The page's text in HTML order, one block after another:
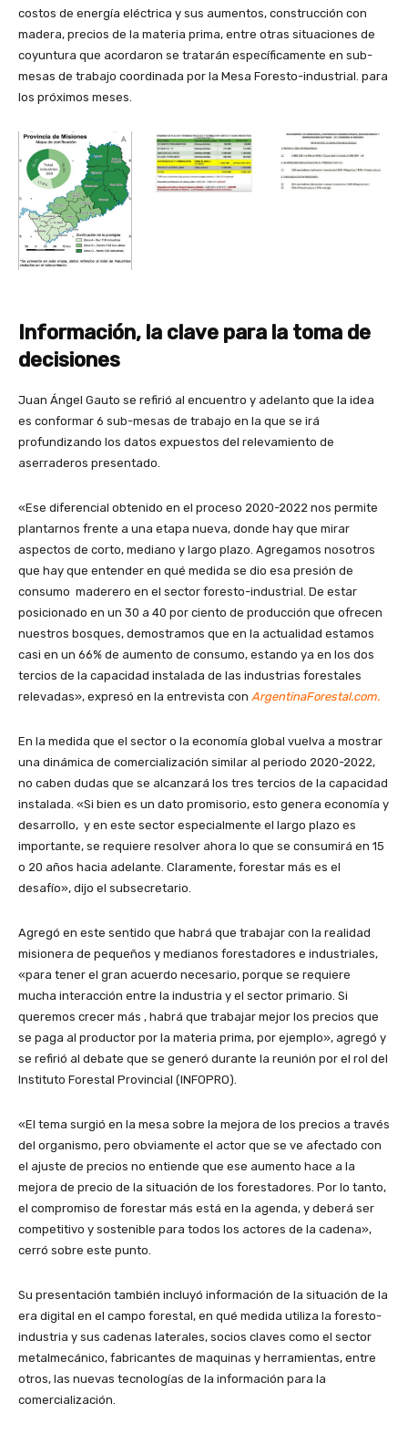
costos de energía eléctrica y sus aumentos, construcción con
madera, precios de la materia prima, entre otras situaciones de
coyuntura que acordaron se tratarán específicamente en sub-
mesas de trabajo coordinada por la Mesa Foresto-industrial. para
los próximos meses.
Información, la clave para la toma de
decisiones
Juan Ángel Gauto se refirió al encuentro y adelanto que la idea
es conformar 6 sub-mesas de trabajo en la que se irá
profundizando los datos expuestos del relevamiento de
aserraderos presentado.
«Ese diferencial obtenido en el proceso 2020-2022 nos permite
plantarnos frente a una etapa nueva, donde hay que mirar
aspectos de corto, mediano y largo plazo. Agregamos nosotros
que hay que entender en qué medida se dio esa presión de
consumo maderero en el sector foresto-industrial. De estar
posicionado en un 30 a 40 por ciento de producción que ofrecen
nuestros bosques, demostramos que en la actualidad estamos
casi en un 66% de aumento de consumo, estando ya en los dos
tercios de la capacidad instalada de las industrias forestales
relevadas», expresó en la entrevista con ArgentinaForestal.com.
En la medida que el sector o la economía global vuelva a mostrar
una dinámica de comercialización similar al periodo 2020-2022,
no caben dudas que se alcanzará los tres tercios de la capacidad
instalada. «Si bien es un dato promisorio, esto genera economía y
desarrollo, y en este sector especialmente el largo plazo es
importante, se requiere resolver ahora lo que se consumirá en 15
o 20 años hacia adelante. Claramente, forestar más es el
desafío», dijo el subsecretario.
Agregó en este sentido que habrá que trabajar con la realidad
misionera de pequeños y medianos forestadores e industriales,
«para tener el gran acuerdo necesario, porque se requiere
mucha interacción entre la industria y el sector primario. Si
queremos crecer más , habrá que trabajar mejor los precios que
se paga al productor por la materia prima, por ejemplo», agregó y
se refirió al debate que se generó durante la reunión por el rol del
Instituto Forestal Provincial (INFOPRO).
«El tema surgió en la mesa sobre la mejora de los precios a través
del organismo, pero obviamente el actor que se ve afectado con
el ajuste de precios no entiende que ese aumento hace a la
mejora de precio de la situación de los forestadores. Por lo tanto,
el compromiso de forestar más está en la agenda, y deberá ser
competitivo y sostenible para todos los actores de la cadena»,
cerró sobre este punto.
Su presentación también incluyó información de la situación de la
era digital en el campo forestal, en qué medida utiliza la foresto-
industria y sus cadenas laterales, socios claves como el sector
metalmecánico, fabricantes de maquinas y herramientas, entre
otros, las nuevas tecnologías de la información para la
comercialización.